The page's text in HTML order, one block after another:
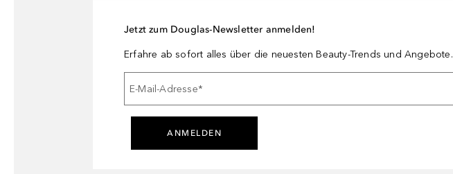
Jetzt zum Douglas-Newsletter anmelden!
Erfahre ab sofort alles über die neuesten Beauty-Trends und Angebote.
E-Mail-Adresse*
ANMELDEN